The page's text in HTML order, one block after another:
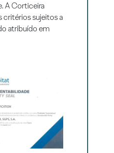
A Corticeira
critérios sujeitos a
atribuído em